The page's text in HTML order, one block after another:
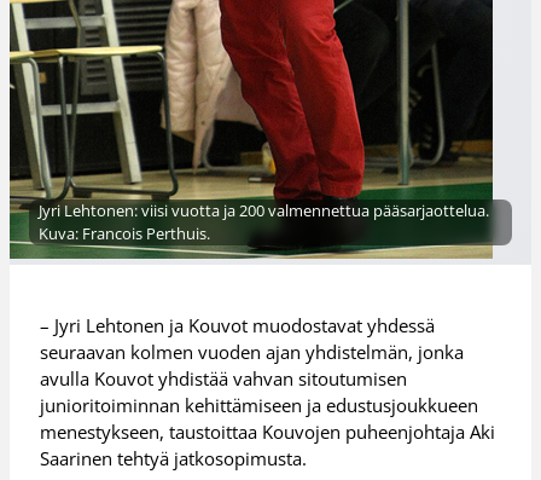
Jyri Lehtonen: viisi vuotta ja 200 valmennettua pääsarjaottelua.
Kuva: Francois Perthuis.
– Jyri Lehtonen ja Kouvot muodostavat yhdessä
seuraavan kolmen vuoden ajan yhdistelmän, jonka
avulla Kouvot yhdistää vahvan sitoutumisen
junioritoiminnan kehittämiseen ja edustusjoukkueen
menestykseen, taustoittaa Kouvojen puheenjohtaja Aki
Saarinen tehtyä jatkosopimusta.